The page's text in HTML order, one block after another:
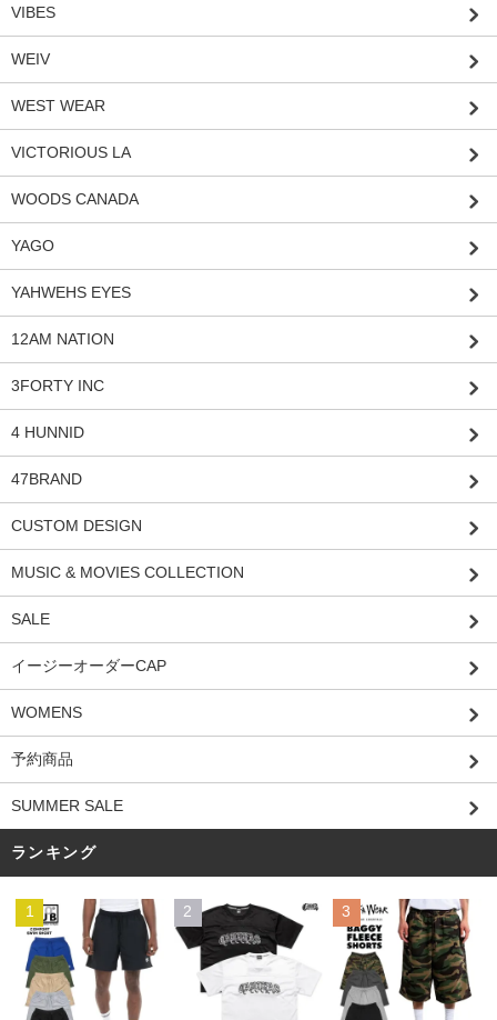
VIBES
WEIV
WEST WEAR
VICTORIOUS LA
WOODS CANADA
YAGO
YAHWEHS EYES
12AM NATION
3FORTY INC
4 HUNNID
47BRAND
CUSTOM DESIGN
MUSIC & MOVIES COLLECTION
SALE
イージーオーダーCAP
WOMENS
予約商品
SUMMER SALE
ランキング
1 2 3